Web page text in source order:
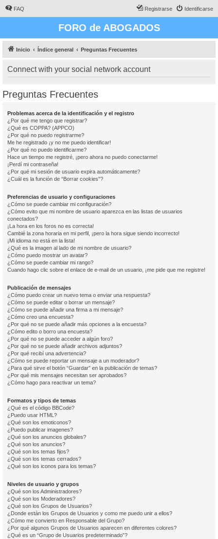
FAQ Identificarse
Registrarse
FORO de ABOGADOS
Inicio Índice general Preguntas Frecuentes
Connect with your social network account
Preguntas Frecuentes
Problemas acerca de la identificación y el registro
¿Por qué me tengo que registrar?
¿Qué es COPPA? (APPCO)
¿Por qué no puedo registrarme?
Me he registrado ¡y no me puedo identificar!
¿Por qué no puedo identificarme?
Hace un tiempo me registré, ¡pero ahora no puedo conectarme!
¡Perdí mi contraseña!
¿Por qué mi sesión de usuario expira automáticamente?
¿Cuál es la función de “Borrar cookies”?
Preferencias de usuario y configuraciones
¿Cómo se puede cambiar mi configuración?
¿Cómo evito que mi nombre de usuario aparezca en las listas de usuarios
conectados?
¡La hora en los foros no es correcta!
Cambié la zona horaria en mi perfil, ¡pero la hora sigue siendo incorrecto!
¡Mi idioma no está en la lista!
¿Qué es la imagen al lado de mi nombre de usuario?
¿Cómo puedo mostrar un avatar?
¿Cómo se puede cambiar mi rango?
Cuando hago clic sobre el enlace de e-mail de un usuario, ¡me pide que me registre!
Publicación de mensajes
¿Cómo puedo crear un nuevo tema o enviar una respuesta?
¿Cómo se puede editar o borrar un mensaje?
¿Cómo se puede añadir una firma a mi mensaje?
¿Cómo creo una encuesta?
¿Por qué no se puede añadir más opciones a la encuesta?
¿Cómo edito o borro una encuesta?
¿Por qué no se puede acceder a algún foro?
¿Por qué no se puede añadir archivos adjuntos?
¿Por qué recibí una advertencia?
¿Cómo se puede reportar un mensaje a un moderador?
¿Para qué sirve el botón “Guardar” en la publicación de temas?
¿Por qué mis mensajes necesitan ser aprobados?
¿Cómo hago para reactivar un tema?
Formatos y tipos de temas
¿Qué es el código BBCode?
¿Puedo usar HTML?
¿Qué son los emoticonos?
¿Puedo publicar imagenes?
¿Qué son los anuncios globales?
¿Qué son los anuncios?
¿Qué son los temas fijos?
¿Qué son los temas cerrados?
¿Qué son los iconos para los temas?
Niveles de usuario y grupos
¿Qué son los Administradores?
¿Qué son los Moderadores?
¿Qué son los Grupos de Usuarios?
¿Donde están los Grupos de Usuarios y como me puedo unir a ellos?
¿Cómo me convierto en Responsable del Grupo?
¿Por qué algunos Grupos de Usuarios aparecen en diferentes colores?
¿Qué es un “Grupo de Usuarios predeterminado”?